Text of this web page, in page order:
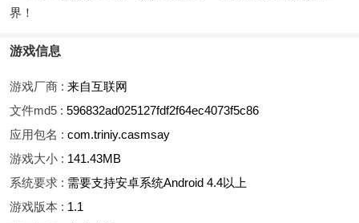
界！
游戏信息
游戏厂商 : 来自互联网
文件md5 : 596832ad025127fdf2f64ec4073f5c86
应用包名 : com.triniy.casmsay
游戏大小 : 141.43MB
系统要求 : 需要支持安卓系统Android 4.4以上
游戏版本 : 1.1